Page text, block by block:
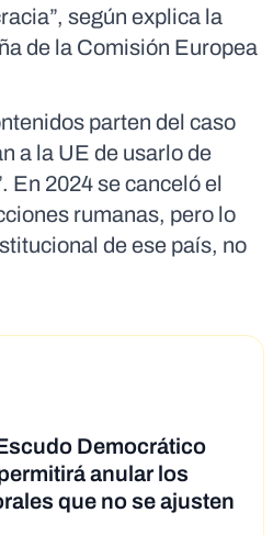
según explica la
de la Comisión Europea
parten del caso
a la UE de usarlo de
En 2024 se canceló el
rumanas, pero lo
de ese país, no
Democrático
anular los
que no se ajusten